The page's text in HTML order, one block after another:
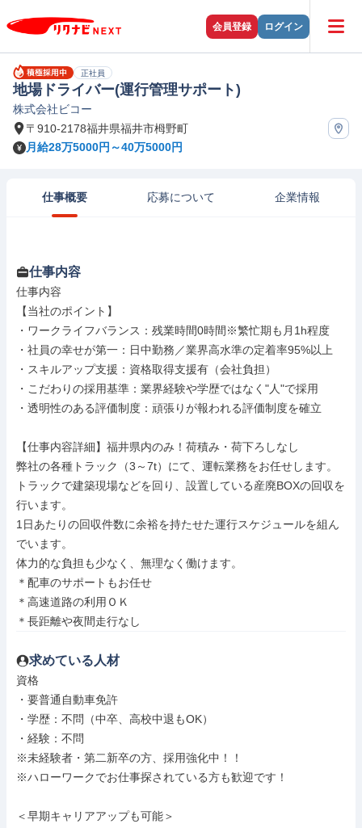
会員登録 ログイン
正社員
地場ドライバー(運行管理サポート)
株式会社ビコー
〒910-2178福井県福井市栂野町
月給28万5000円～40万5000円
仕事概要 応募について 企業情報
仕事内容
仕事内容
【当社のポイント】
・ワークライフバランス：残業時間0時間※繁忙期も月1h程度
・社員の幸せが第一：日中勤務／業界高水準の定着率95%以上
・スキルアップ支援：資格取得支援有（会社負担）
・こだわりの採用基準：業界経験や学歴ではなく"人"で採用
・透明性のある評価制度：頑張りが報われる評価制度を確立
【仕事内容詳細】福井県内のみ！荷積み・荷下ろしなし
弊社の各種トラック（3～7t）にて、運転業務をお任せします。
トラックで建築現場などを回り、設置している産廃BOXの回収を
行います。
1日あたりの回収件数に余裕を持たせた運行スケジュールを組ん
でいます。
体力的な負担も少なく、無理なく働けます。
＊配車のサポートもお任せ
＊高速道路の利用ＯＫ
＊長距離や夜間走行なし
求めている人材
資格
・要普通自動車免許
・学歴：不問（中卒、高校中退もOK）
・経験：不問
※未経験者・第二新卒の方、採用強化中！！
※ハローワークでお仕事探されている方も歓迎です！
＜早期キャリアアップも可能＞